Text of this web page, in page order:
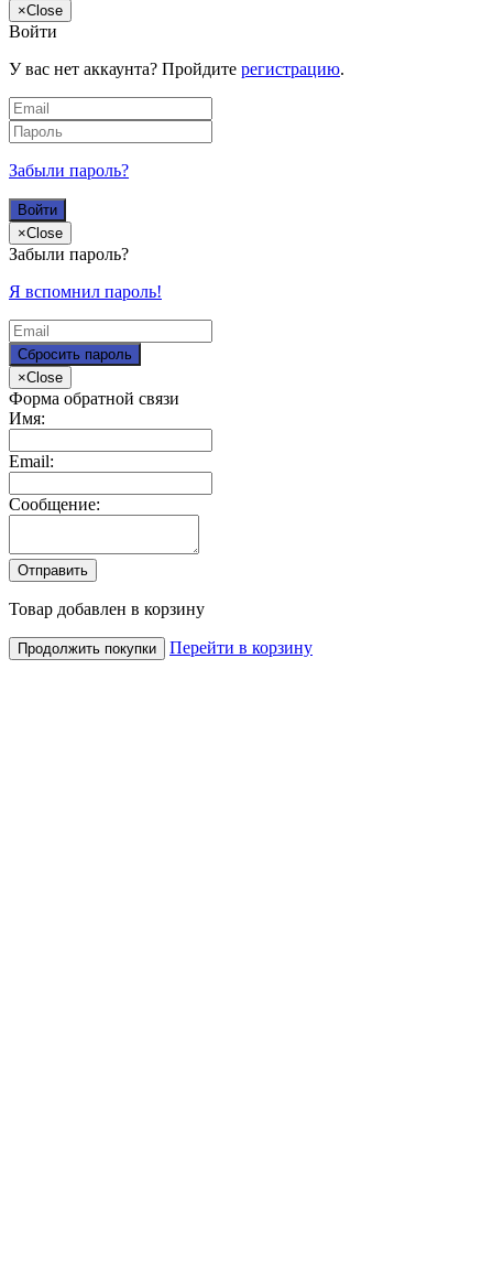
×Close
Войти
У вас нет аккаунта? Пройдите регистрацию.
Забыли пароль?
×Close
Забыли пароль?
Я вспомнил пароль!
×Close
Форма обратной связи
Имя:
Email:
Сообщение:
Товар добавлен в корзину
Продолжить покупки Перейти в корзину